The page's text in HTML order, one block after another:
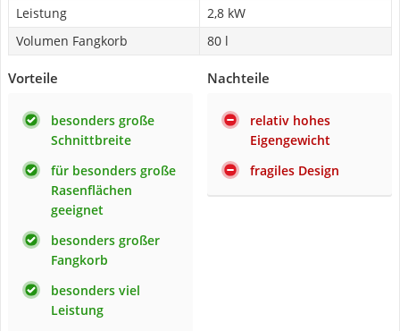
Leistung
2,8 kW
Volumen Fangkorb
80 l
Vorteile
besonders große
Schnittbreite
für besonders große
Rasenflächen
geeignet
besonders großer
Fangkorb
besonders viel
Leistung
Nachteile
relativ hohes
Eigengewicht
fragiles Design